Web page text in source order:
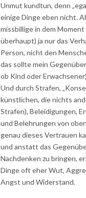
Unmut kundtun, denn
einige Dinge eben nicht.
missbillige in dem Moment
überhaupt) ja nur das
Person, nicht den
das sollte mein
ob Kind oder
Und durch Strafen,
künstlichen, die nichts
Strafen), Beleidigungen,
und Belehrungen von
genau dieses Vertrauen
und anstatt das
Nachdenken zu bringen,
Dinge oft eher Wut,
Angst und Widerstand.